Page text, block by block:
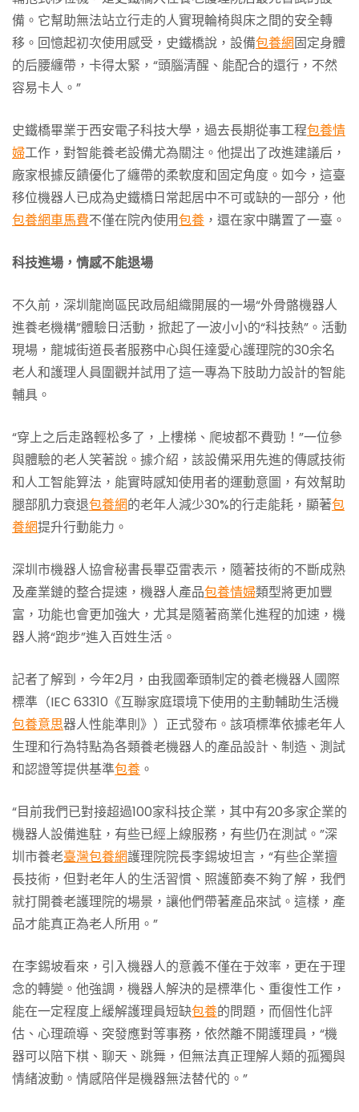
備。它幫助無法站立行走的人實現輪椅與床之間的安全轉
移。回憶起初次使用感受，史鐵橋說，設備包養網固定身體
的后腰纏帶，卡得太緊，“頭腦清醒、能配合的還行，不然
容易卡人。”
史鐵橋畢業于西安電子科技大學，過去長期從事工程包養情
婦工作，對智能養老設備尤為關注。他提出了改進建議后，
廠家根據反饋優化了纏帶的柔軟度和固定角度。如今，這臺
移位機器人已成為史鐵橋日常起居中不可或缺的一部分，他
包養網車馬費不僅在院內使用包養 ，還在家中購置了一臺。
科技進場，情感不能退場
不久前，深圳龍崗區民政局組織開展的一場“外骨骼機器人
進養老機構”體驗日活動，掀起了一波小小的“科技熱”。活動
現場，龍城街道長者服務中心與任達愛心護理院的30余名
老人和護理人員圍觀并試用了這一專為下肢助力設計的智能
輔具。
“穿上之后走路輕松多了，上樓梯、爬坡都不費勁！”一位參
與體驗的老人笑著說。據介紹，該設備采用先進的傳感技術
和人工智能算法，能實時感知使用者的運動意圖，有效幫助
腿部肌力衰退包養網的老年人減少30%的行走能耗，顯著包
養網提升行動能力。
深圳市機器人協會秘書長畢亞雷表示，隨著技術的不斷成熟
及產業鏈的整合提速，機器人產品包養情婦類型將更加豐
富，功能也會更加強大，尤其是隨著商業化進程的加速，機
器人將“跑步”進入百姓生活。
記者了解到，今年2月，由我國牽頭制定的養老機器人國際
標準（IEC 63310《互聯家庭環境下使用的主動輔助生活機
包養意思器人性能準則》）正式發布。該項標準依據老年人
生理和行為特點為各類養老機器人的產品設計、制造、測試
和認證等提供基準包養 。
“目前我們已對接超過100家科技企業，其中有20多家企業的
機器人設備進駐，有些已經上線服務，有些仍在測試。”深
圳市養老臺灣包養網護理院院長李錫坡坦言，“有些企業擅
長技術，但對老年人的生活習慣、照護節奏不夠了解，我們
就打開養老護理院的場景，讓他們帶著產品來試。這樣，產
品才能真正為老人所用。”
在李錫坡看來，引入機器人的意義不僅在于效率，更在于理
念的轉變。他強調，機器人解決的是標準化、重復性工作，
能在一定程度上緩解護理員短缺包養的問題，而個性化評
估、心理疏導、突發應對等事務，依然離不開護理員，“機
器可以陪下棋、聊天、跳舞，但無法真正理解人類的孤獨與
情緒波動。情感陪伴是機器無法替代的。”